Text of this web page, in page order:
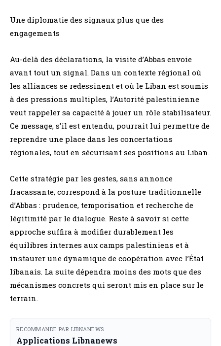
Une diplomatie des signaux plus que des
engagements
Au-delà des déclarations, la visite d’Abbas envoie
avant tout un signal. Dans un contexte régional où
les alliances se redessinent et où le Liban est soumis
à des pressions multiples, l’Autorité palestinienne
veut rappeler sa capacité à jouer un rôle stabilisateur.
Ce message, s’il est entendu, pourrait lui permettre de
reprendre une place dans les concertations
régionales, tout en sécurisant ses positions au Liban.
Cette stratégie par les gestes, sans annonce
fracassante, correspond à la posture traditionnelle
d’Abbas : prudence, temporisation et recherche de
légitimité par le dialogue. Reste à savoir si cette
approche suffira à modifier durablement les
équilibres internes aux camps palestiniens et à
instaurer une dynamique de coopération avec l’État
libanais. La suite dépendra moins des mots que des
mécanismes concrets qui seront mis en place sur le
terrain.
RECOMMANDE PAR LIBNANEWS
Applications Libnanews